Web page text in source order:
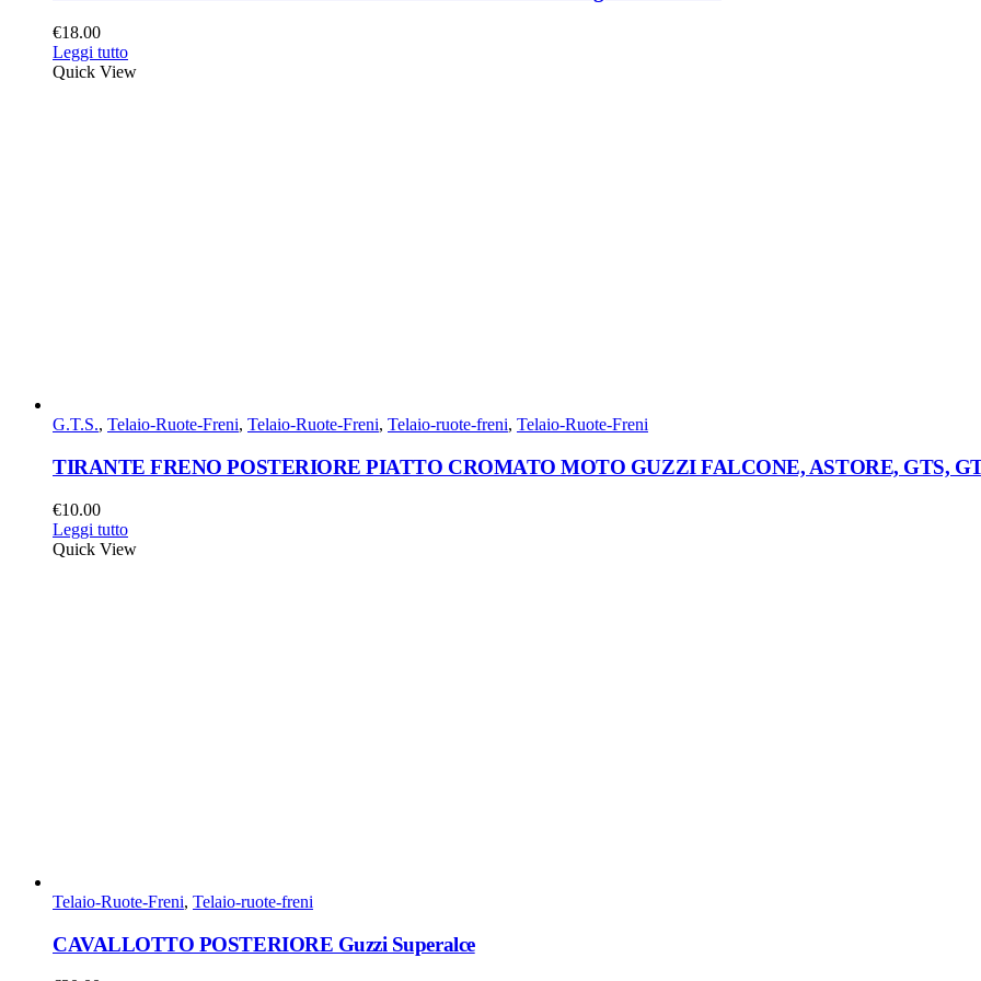
€18.00
Leggi tutto
Quick View
G.T.S., Telaio-Ruote-Freni, Telaio-Ruote-Freni, Telaio-ruote-freni, Telaio-Ruote-Freni
TIRANTE FRENO POSTERIORE PIATTO CROMATO MOTO GUZZI FALCONE, ASTORE, GTS,
€10.00
Leggi tutto
Quick View
Telaio-Ruote-Freni, Telaio-ruote-freni
CAVALLOTTO POSTERIORE Guzzi Superalce